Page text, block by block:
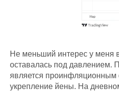
Не меньший интерес у меня
оставалась под давлением.
является проинфляционным
укрепление йены. На